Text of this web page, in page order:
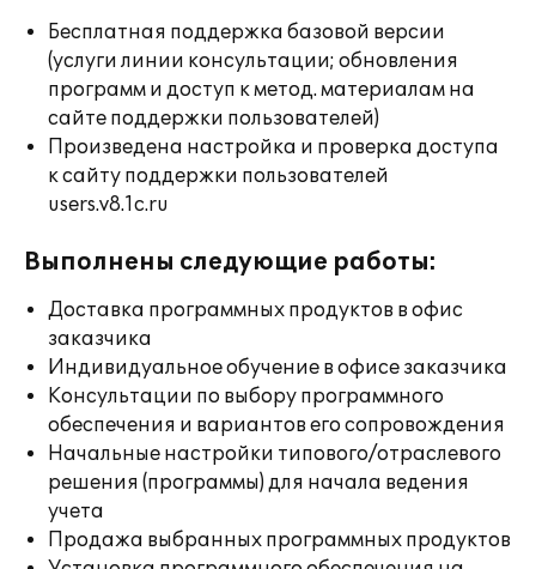
Бесплатная поддержка базовой версии
(услуги линии консультации; обновления
программ и доступ к метод. материалам на
сайте поддержки пользователей)
Произведена настройка и проверка доступа
к сайту поддержки пользователей
users.v8.1c.ru
Выполнены следующие работы:
Доставка программных продуктов в офис
заказчика
Индивидуальное обучение в офисе заказчика
Консультации по выбору программного
обеспечения и вариантов его сопровождения
Начальные настройки типового/отраслевого
решения (программы) для начала ведения
учета
Продажа выбранных программных продуктов